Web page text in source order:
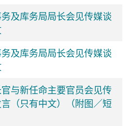
及库务局局长会见传媒谈
及库务局局长会见传媒谈
与新任命主要官员会见传
（只有中文）（附图／短